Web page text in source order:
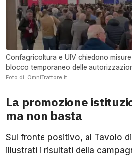
Confagricoltura e UIV chiedono
blocco temporaneo delle
Foto di: OmniTrattore.it
La promozione
ma non basta
Sul fronte positivo, al Tavolo
illustrati i risultati della